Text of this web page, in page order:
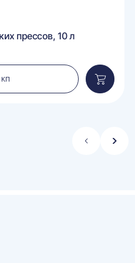
прессов, 10 л
в
Стрелка